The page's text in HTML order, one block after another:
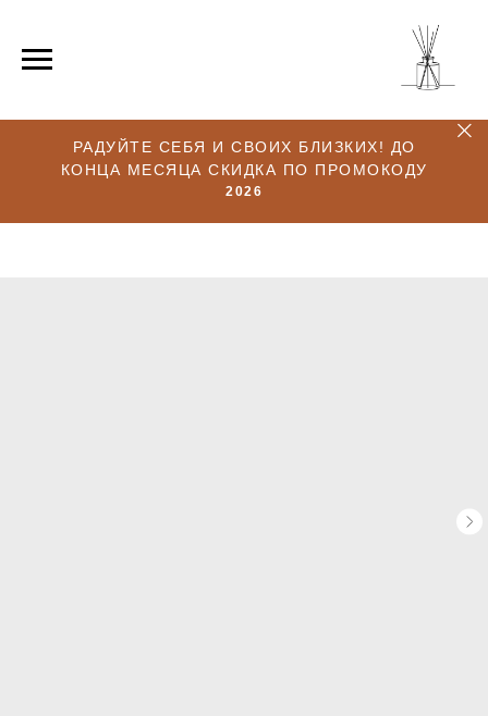
РАДУЙТЕ СЕБЯ И СВОИХ БЛИЗКИХ! ДО
КОНЦА МЕСЯЦА СКИДКА ПО ПРОМОКОДУ
2026